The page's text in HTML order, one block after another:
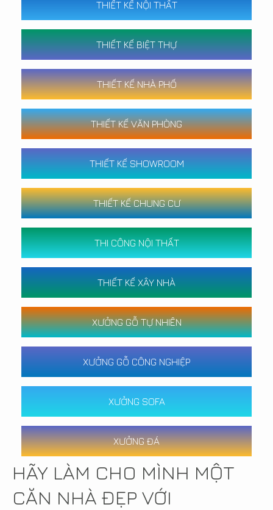
THIẾT KẾ NỘI THẤT
THIẾT KẾ BIỆT THỰ
THIẾT KẾ NHÀ PHỐ
THIẾT KẾ VĂN PHÒNG
THIẾT KẾ SHOWROOM
THIẾT KẾ CHUNG CƯ
THI CÔNG NỘI THẤT
THIẾT KẾ XÂY NHÀ
XƯỞNG GỖ TỰ NHIÊN
XƯỞNG GỖ CÔNG NGHIỆP
XƯỞNG SOFA
XƯỞNG ĐÁ
HÃY LÀM CHO MÌNH MỘT
CĂN NHÀ ĐẸP VỚI